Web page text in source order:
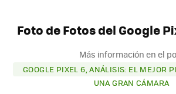
Foto de Fotos del Google
Más información en el
GOOGLE PIXEL 6, ANÁLISIS: EL MEJOR
UNA GRAN CÁMARA